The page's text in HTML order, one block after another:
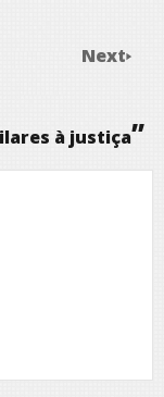
Next
à justiça”